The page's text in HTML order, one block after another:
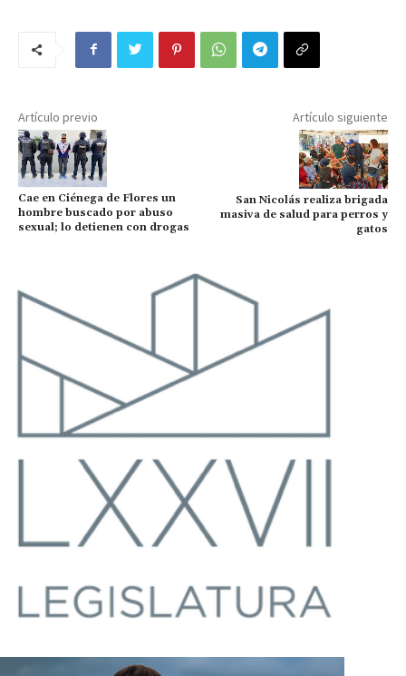
Artículo previo
Cae en Ciénega de Flores un
hombre buscado por abuso
sexual; lo detienen con drogas
Artículo siguiente
San Nicolás realiza brigada
masiva de salud para perros y
gatos